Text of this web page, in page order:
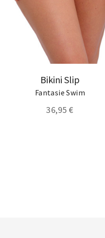
Bikini Slip
Fantasie Swim
36,95 €